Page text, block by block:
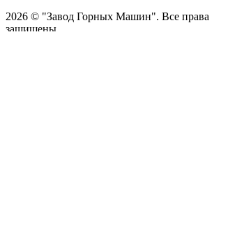
2026 © "Завод Горных Машин". Все права
защищены